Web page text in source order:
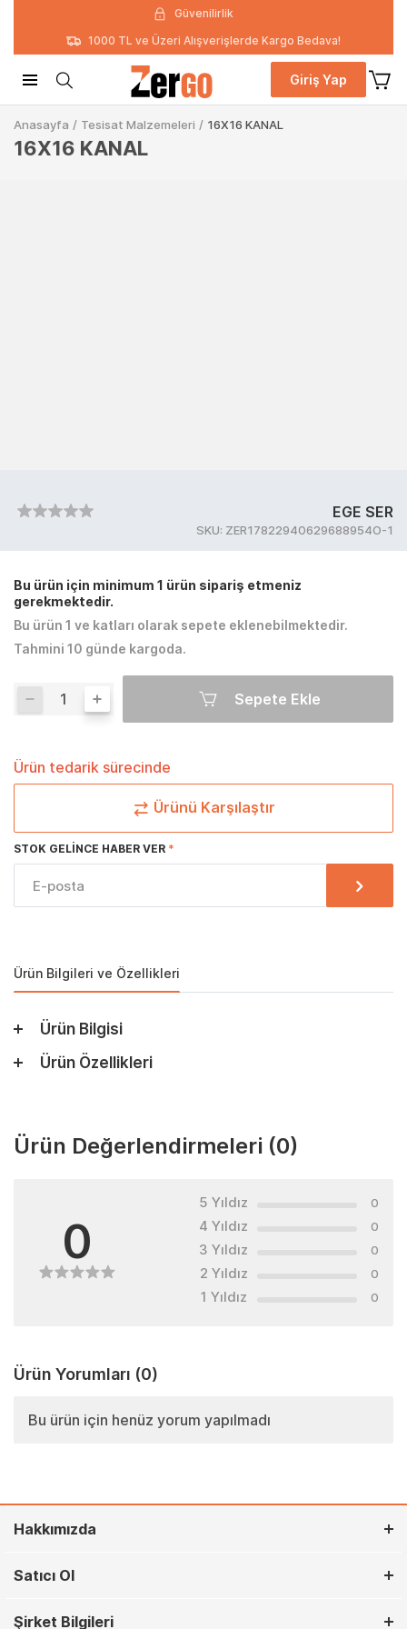
Güvenilirlik
1000 TL ve Üzeri Alışverişlerde Kargo Bedava!
Giriş Yap
Anasayfa / Tesisat Malzemeleri / 16X16 KANAL
16X16 KANAL
EGE SER
SKU: ZER17822940629688954O-1
Bu ürün için minimum 1 ürün sipariş etmeniz
gerekmektedir.
Bu ürün 1 ve katları olarak sepete eklenebilmektedir.
Tahmini 10 günde kargoda.
Sepete Ekle
Ürün tedarik sürecinde
Ürünü Karşılaştır
STOK GELINCE HABER VER
Ürün Bilgileri ve Özellikleri
Ürün Bilgisi
Ürün Özellikleri
Ürün Değerlendirmeleri (0)
0
5 Yıldız 0
4 Yıldız 0
3 Yıldız 0
2 Yıldız 0
1 Yıldız 0
Ürün Yorumları (0)
Bu ürün için henüz yorum yapılmadı
Hakkımızda
Satıcı Ol
Şirket Bilgileri